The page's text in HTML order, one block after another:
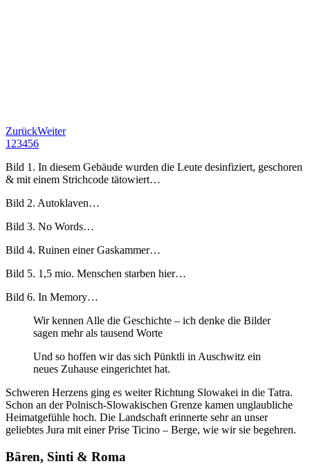
ZurückWeiter
1 23456
Bild 1. In diesem Gebäude wurden die Leute desinfiziert, geschoren
& mit einem Strichcode tätowiert…
Bild 2. Autoklaven…
Bild 3. No Words…
Bild 4. Ruinen einer Gaskammer…
Bild 5. 1,5 mio. Menschen starben hier…
Bild 6. In Memory…
Wir kennen Alle die Geschichte – ich denke die Bilder
sagen mehr als tausend Worte
Und so hoffen wir das sich Pünktli in Auschwitz ein
neues Zuhause eingerichtet hat.
Schweren Herzens ging es weiter Richtung Slowakei in die Tatra.
Schon an der Polnisch-Slowakischen Grenze kamen unglaubliche
Heimatgefühle hoch. Die Landschaft erinnerte sehr an unser
geliebtes Jura mit einer Prise Ticino – Berge, wie wir sie begehren.
Bären, Sinti & Roma